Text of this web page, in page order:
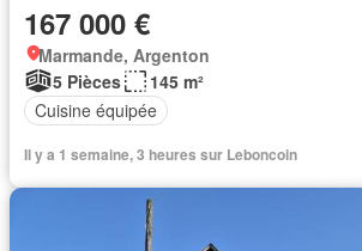
167 000 €
Marmande, Argenton
5 Pièces
145 m²
Cuisine équipée
Il y a 1 semaine, 3 heures sur Leboncoin